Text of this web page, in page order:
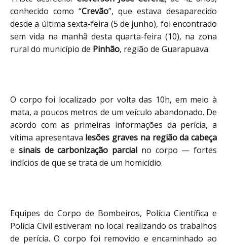
conhecido como “Crevão”, que estava desaparecido
desde a última sexta-feira (5 de junho), foi encontrado
sem vida na manhã desta quarta-feira (10), na zona
rural do município de Pinhão, região de Guarapuava.
O corpo foi localizado por volta das 10h, em meio à
mata, a poucos metros de um veículo abandonado. De
acordo com as primeiras informações da perícia, a
vítima apresentava lesões graves na região da cabeça
e sinais de carbonização parcial no corpo — fortes
indícios de que se trata de um homicídio.
Equipes do Corpo de Bombeiros, Polícia Científica e
Polícia Civil estiveram no local realizando os trabalhos
de perícia. O corpo foi removido e encaminhado ao